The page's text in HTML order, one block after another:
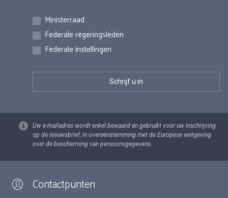
Inschrijvingen
Ministerraad
Federale regeringsleden
Federale instellingen
Uw e-mailadres wordt enkel bewaard en gebruikt voor uw inschrijving
op de nieuwsbrief, in overeenstemming met de Europese wetgeving
over de bescherming van persoonsgegevens.
Contactpunten